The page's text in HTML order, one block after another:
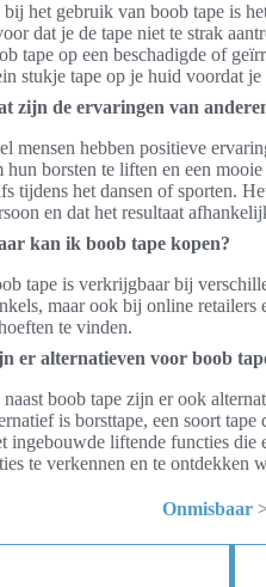
bij het gebruik van boob tape is
dat je de tape niet te strak
tape op een beschadigde of
stukje tape op je huid voordat
zijn de ervaringen van
mensen hebben positieve
hun borsten te liften en een
tijdens het dansen of sporten.
en dat het resultaat
kan ik boob tape kopen?
tape is verkrijgbaar bij
maar ook bij online retailers
te vinden.
er alternatieven voor boob
naast boob tape zijn er ook
is borsttape, een soort
ingebouwde liftende functies die
te verkennen en te ontdekken
Onmisbaar>